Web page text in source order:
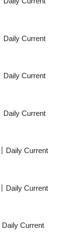
Daily Current
Daily Current
Daily Current
Daily Current
Daily Current
Current